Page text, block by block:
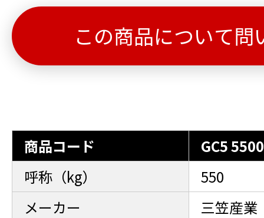
この商品について問
商品コード
GC5
呼称（kg）
550
メーカー
三笠産業